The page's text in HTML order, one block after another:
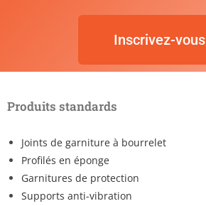
Inscrivez-vous
Produits standards
Joints de garniture à bourrelet
Profilés en éponge
Garnitures de protection
Supports anti-vibration